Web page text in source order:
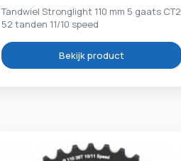
Tandwiel Stronglight 110 mm 5 gaats CT2
52 tanden 11/10 speed
Bekijk product